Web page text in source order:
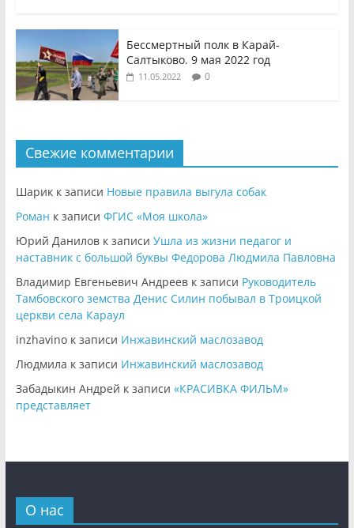
Бессмертный полк в Карай-
Салтыково. 9 мая 2022 год
11.05.2022 0
Свежие комментарии
Шарикк записи Новые правила выгула собак
Роман к записи ФГИС «Моя школа»
Юрий Даниловк записи Ушла из жизни педагог и
наставник с большой буквы Федорова Людмила Павловна
Владимир Евгеньевич Андреевк записи Руководитель
Тамбовского земства Денис Силин побывал в Троицкой
церкви села Караул
inzhavinoк записи Инжавинский маслозавод
Людмила к записи Инжавинский маслозавод
Забадыкин Андрей к записи «КРАСИВКА ФИЛЬМ»
представляет
О нас